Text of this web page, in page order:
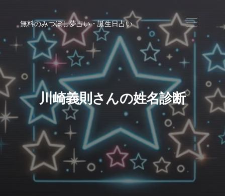
無料のみつぼし夢占い・誕生日占い
川崎義則さんの姓名診断